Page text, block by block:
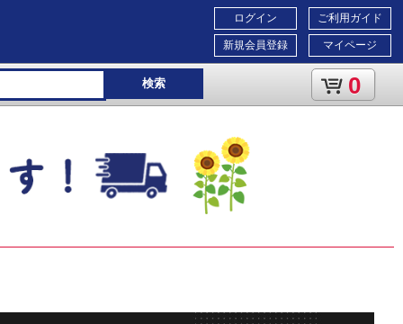
ご利用ガイド
マイページ
ログイン
新規会員登録
検索 0